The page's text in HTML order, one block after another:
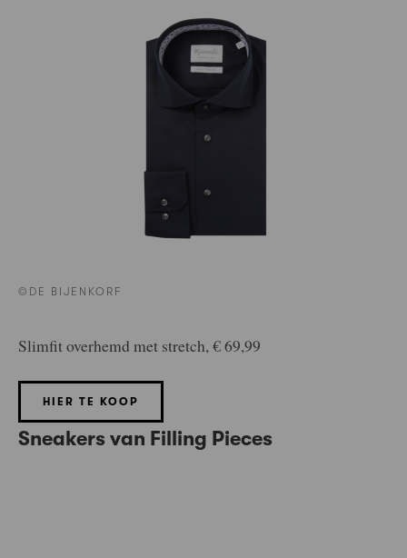
©DE BIJENKORF
Slimfit overhemd met stretch, € 69,99
HIER TE KOOP
Sneakers van Filling Pieces